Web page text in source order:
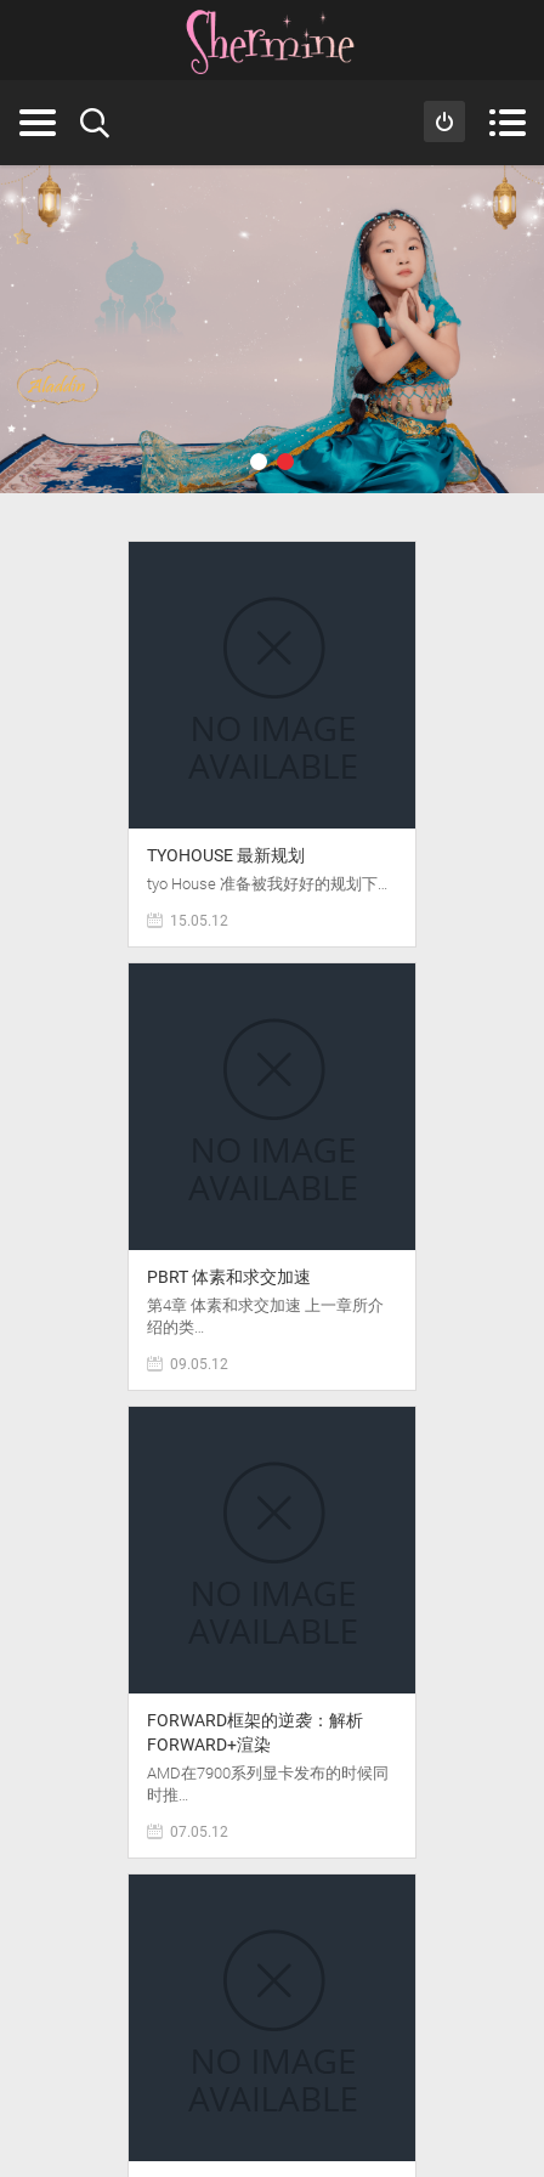
TYOHOUSE 最新规划
tyo House 准备被我好好的规划下…
15.05.12
PBRT 体素和求交加速
第4章 体素和求交加速 上一章所介
绍的类…
09.05.12
FORWARD框架的逆袭：解析
FORWARD+渲染
AMD在7900系列显卡发布的时候同
时推…
07.05.12